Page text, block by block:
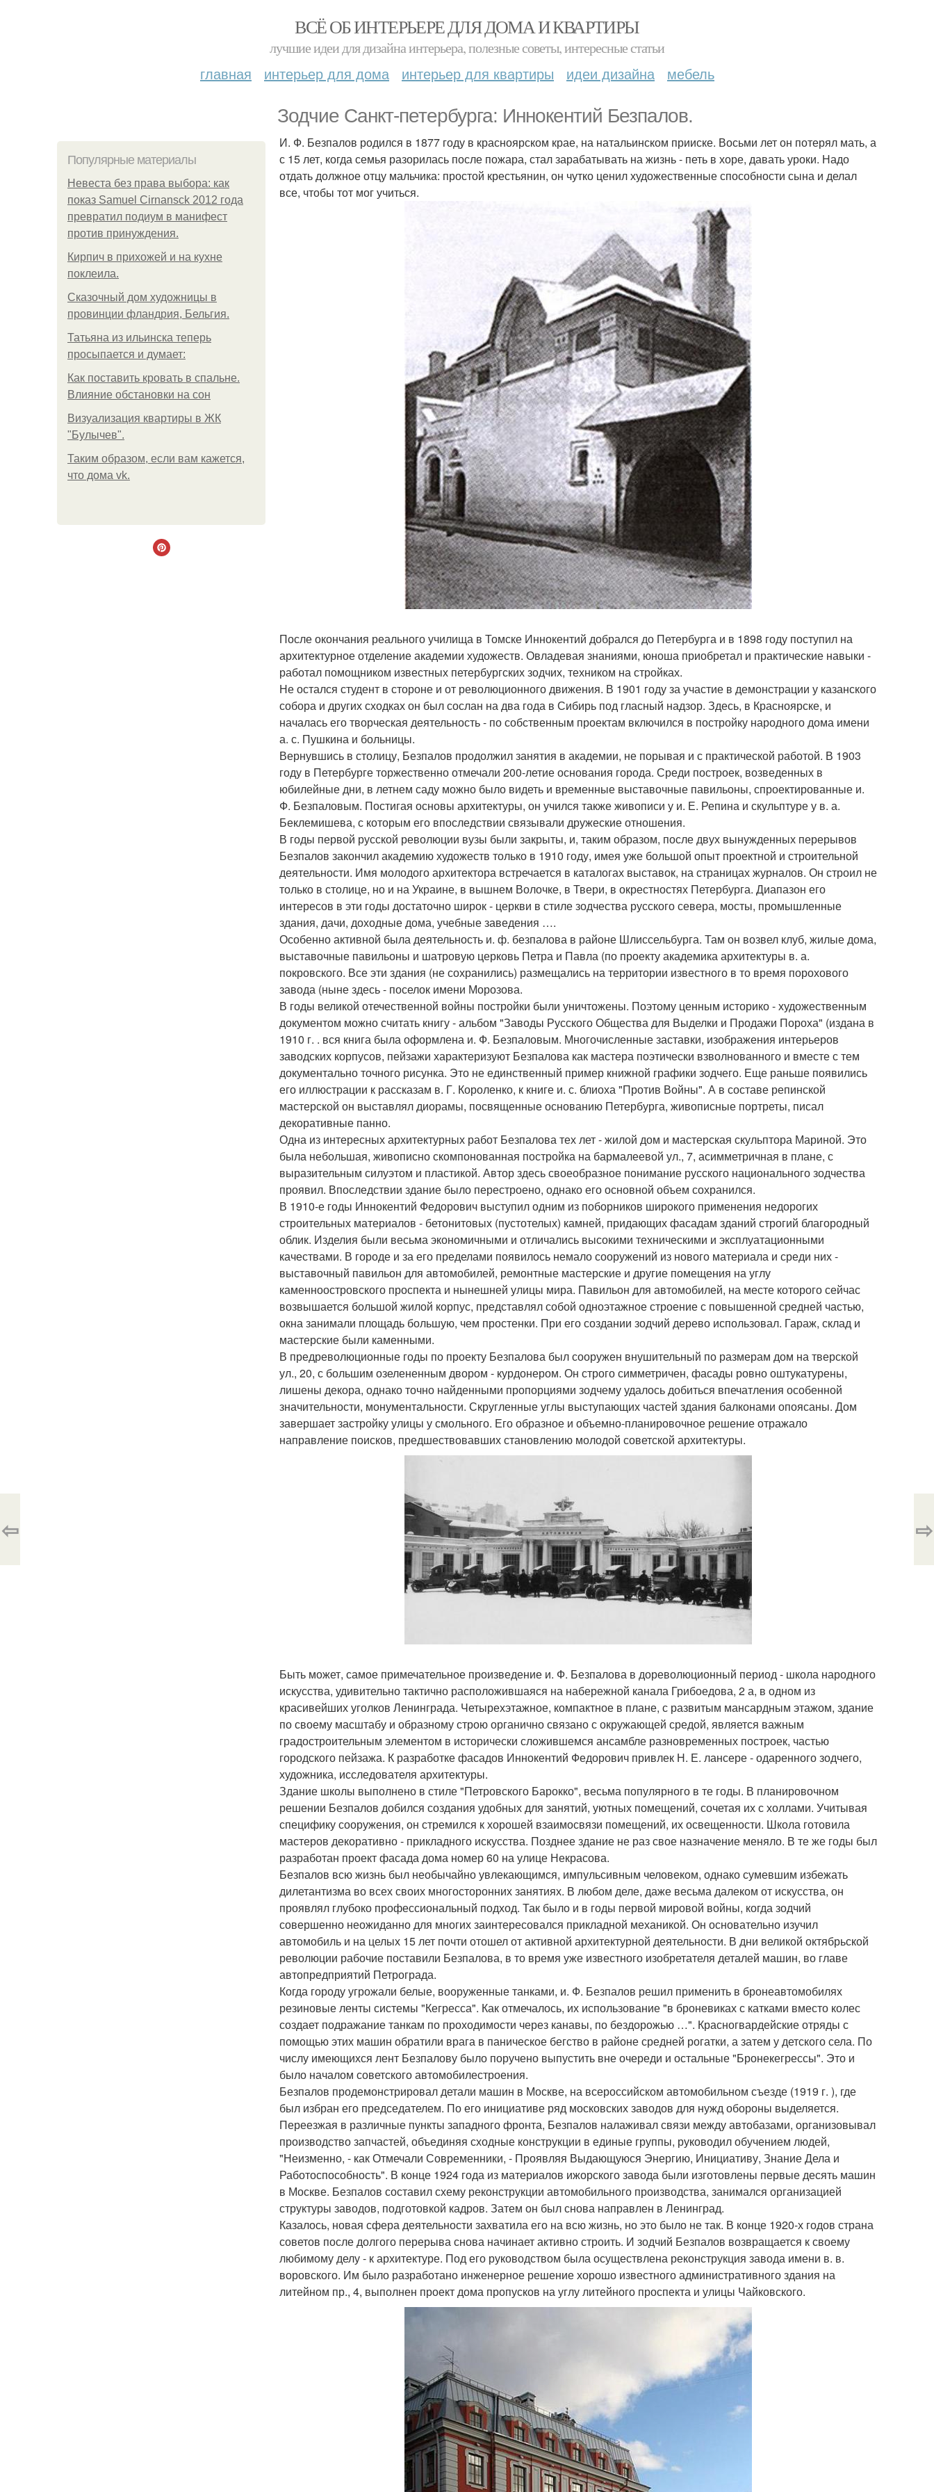
ВСЁ ОБ ИНТЕРЬЕРЕ ДЛЯ ДОМА И КВАРТИРЫ
лучшие идеи для дизайна интерьера, полезные советы, интересные статьи
главная интерьер для дома интерьер для квартиры идеи дизайна мебель
Зодчие Санкт-петербурга: Иннокентий Безпалов.
Популярные материалы
Невеста без права выбора: как
показ Samuel Cirnansck 2012 года
превратил подиум в манифест
против принуждения.
Кирпич в прихожей и на кухне
поклеила.
Сказочный дом художницы в
провинции фландрия, Бельгия.
Татьяна из ильинска теперь
просыпается и думает:
Как поставить кровать в спальне.
Влияние обстановки на сон
Визуализация квартиры в ЖК
"Булычев".
Таким образом, если вам кажется,
что дома vk.
И. Ф. Безпалов родился в 1877 году в красноярском крае, на натальинском прииске. Восьми лет он потерял мать, а
с 15 лет, когда семья разорилась после пожара, стал зарабатывать на жизнь - петь в хоре, давать уроки. Надо
отдать должное отцу мальчика: простой крестьянин, он чутко ценил художественные способности сына и делал
все, чтобы тот мог учиться.
После окончания реального училища в Томске Иннокентий добрался до Петербурга и в 1898 году поступил на
архитектурное отделение академии художеств. Овладевая знаниями, юноша приобретал и практические навыки -
работал помощником известных петербургских зодчих, техником на стройках.
Не остался студент в стороне и от революционного движения. В 1901 году за участие в демонстрации у казанского
собора и других сходках он был сослан на два года в Сибирь под гласный надзор. Здесь, в Красноярске, и
началась его творческая деятельность - по собственным проектам включился в постройку народного дома имени
а. с. Пушкина и больницы.
Вернувшись в столицу, Безпалов продолжил занятия в академии, не порывая и с практической работой. В 1903
году в Петербурге торжественно отмечали 200-летие основания города. Среди построек, возведенных в
юбилейные дни, в летнем саду можно было видеть и временные выставочные павильоны, спроектированные и.
Ф. Безпаловым. Постигая основы архитектуры, он учился также живописи у и. Е. Репина и скульптуре у в. а.
Беклемишева, с которым его впоследствии связывали дружеские отношения.
В годы первой русской революции вузы были закрыты, и, таким образом, после двух вынужденных перерывов
Безпалов закончил академию художеств только в 1910 году, имея уже большой опыт проектной и строительной
деятельности. Имя молодого архитектора встречается в каталогах выставок, на страницах журналов. Он строил не
только в столице, но и на Украине, в вышнем Волочке, в Твери, в окрестностях Петербурга. Диапазон его
интересов в эти годы достаточно широк - церкви в стиле зодчества русского севера, мосты, промышленные
здания, дачи, доходные дома, учебные заведения ….
Особенно активной была деятельность и. ф. безпалова в районе Шлиссельбурга. Там он возвел клуб, жилые дома,
выставочные павильоны и шатровую церковь Петра и Павла (по проекту академика архитектуры в. а.
покровского. Все эти здания (не сохранились) размещались на территории известного в то время порохового
завода (ныне здесь - поселок имени Морозова.
В годы великой отечественной войны постройки были уничтожены. Поэтому ценным историко - художественным
документом можно считать книгу - альбом "Заводы Русского Общества для Выделки и Продажи Пороха" (издана в
1910 г. . вся книга была оформлена и. Ф. Безпаловым. Многочисленные заставки, изображения интерьеров
заводских корпусов, пейзажи характеризуют Безпалова как мастера поэтически взволнованного и вместе с тем
документально точного рисунка. Это не единственный пример книжной графики зодчего. Еще раньше появились
его иллюстрации к рассказам в. Г. Короленко, к книге и. с. блиоха "Против Войны". А в составе репинской
мастерской он выставлял диорамы, посвященные основанию Петербурга, живописные портреты, писал
декоративные панно.
Одна из интересных архитектурных работ Безпалова тех лет - жилой дом и мастерская скульптора Мариной. Это
была небольшая, живописно скомпонованная постройка на бармалеевой ул., 7, асимметричная в плане, с
выразительным силуэтом и пластикой. Автор здесь своеобразное понимание русского национального зодчества
проявил. Впоследствии здание было перестроено, однако его основной объем сохранился.
В 1910-е годы Иннокентий Федорович выступил одним из поборников широкого применения недорогих
строительных материалов - бетонитовых (пустотелых) камней, придающих фасадам зданий строгий благородный
облик. Изделия были весьма экономичными и отличались высокими техническими и эксплуатационными
качествами. В городе и за его пределами появилось немало сооружений из нового материала и среди них -
выставочный павильон для автомобилей, ремонтные мастерские и другие помещения на углу
каменноостровского проспекта и нынешней улицы мира. Павильон для автомобилей, на месте которого сейчас
возвышается большой жилой корпус, представлял собой одноэтажное строение с повышенной средней частью,
окна занимали площадь большую, чем простенки. При его создании зодчий дерево использовал. Гараж, склад и
мастерские были каменными.
В предреволюционные годы по проекту Безпалова был сооружен внушительный по размерам дом на тверской
ул., 20, с большим озелененным двором - курдонером. Он строго симметричен, фасады ровно оштукатурены,
лишены декора, однако точно найденными пропорциями зодчему удалось добиться впечатления особенной
значительности, монументальности. Скругленные углы выступающих частей здания балконами опоясаны. Дом
завершает застройку улицы у смольного. Его образное и объемно-планировочное решение отражало
направление поисков, предшествовавших становлению молодой советской архитектуры.
Быть может, самое примечательное произведение и. Ф. Безпалова в дореволюционный период - школа народного
искусства, удивительно тактично расположившаяся на набережной канала Грибоедова, 2 а, в одном из
красивейших уголков Ленинграда. Четырехэтажное, компактное в плане, с развитым мансардным этажом, здание
по своему масштабу и образному строю органично связано с окружающей средой, является важным
градостроительным элементом в исторически сложившемся ансамбле разновременных построек, частью
городского пейзажа. К разработке фасадов Иннокентий Федорович привлек Н. Е. лансере - одаренного зодчего,
художника, исследователя архитектуры.
Здание школы выполнено в стиле "Петровского Барокко", весьма популярного в те годы. В планировочном
решении Безпалов добился создания удобных для занятий, уютных помещений, сочетая их с холлами. Учитывая
специфику сооружения, он стремился к хорошей взаимосвязи помещений, их освещенности. Школа готовила
мастеров декоративно - прикладного искусства. Позднее здание не раз свое назначение меняло. В те же годы был
разработан проект фасада дома номер 60 на улице Некрасова.
Безпалов всю жизнь был необычайно увлекающимся, импульсивным человеком, однако сумевшим избежать
дилетантизма во всех своих многосторонних занятиях. В любом деле, даже весьма далеком от искусства, он
проявлял глубоко профессиональный подход. Так было и в годы первой мировой войны, когда зодчий
совершенно неожиданно для многих заинтересовался прикладной механикой. Он основательно изучил
автомобиль и на целых 15 лет почти отошел от активной архитектурной деятельности. В дни великой октябрьской
революции рабочие поставили Безпалова, в то время уже известного изобретателя деталей машин, во главе
автопредприятий Петрограда.
Когда городу угрожали белые, вооруженные танками, и. Ф. Безпалов решил применить в бронеавтомобилях
резиновые ленты системы "Кегресса". Как отмечалось, их использование "в броневиках с катками вместо колес
создает подражание танкам по проходимости через канавы, по бездорожью …". Красногвардейские отряды с
помощью этих машин обратили врага в паническое бегство в районе средней рогатки, а затем у детского села. По
числу имеющихся лент Безпалову было поручено выпустить вне очереди и остальные "Бронекегрессы". Это и
было началом советского автомобилестроения.
Безпалов продемонстрировал детали машин в Москве, на всероссийском автомобильном съезде (1919 г. ), где
был избран его председателем. По его инициативе ряд московских заводов для нужд обороны выделяется.
Переезжая в различные пункты западного фронта, Безпалов налаживал связи между автобазами, организовывал
производство запчастей, объединяя сходные конструкции в единые группы, руководил обучением людей,
"Неизменно, - как Отмечали Современники, - Проявляя Выдающуюся Энергию, Инициативу, Знание Дела и
Работоспособность". В конце 1924 года из материалов ижорского завода были изготовлены первые десять машин
в Москве. Безпалов составил схему реконструкции автомобильного производства, занимался организацией
структуры заводов, подготовкой кадров. Затем он был снова направлен в Ленинград.
Казалось, новая сфера деятельности захватила его на всю жизнь, но это было не так. В конце 1920-х годов страна
советов после долгого перерыва снова начинает активно строить. И зодчий Безпалов возвращается к своему
любимому делу - к архитектуре. Под его руководством была осуществлена реконструкция завода имени в. в.
воровского. Им было разработано инженерное решение хорошо известного административного здания на
литейном пр., 4, выполнен проект дома пропусков на углу литейного проспекта и улицы Чайковского.
⇦ ⇨